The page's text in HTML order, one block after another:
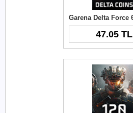
47.05 TL